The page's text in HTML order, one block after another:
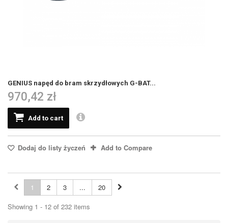
GENIUS napęd do bram skrzydłowych G-BAT...
970,42 zł
Add to cart
Dodaj do listy życzeń Add to Compare
1 2 3 ...
20
Showing 1 - 12 of 232 items